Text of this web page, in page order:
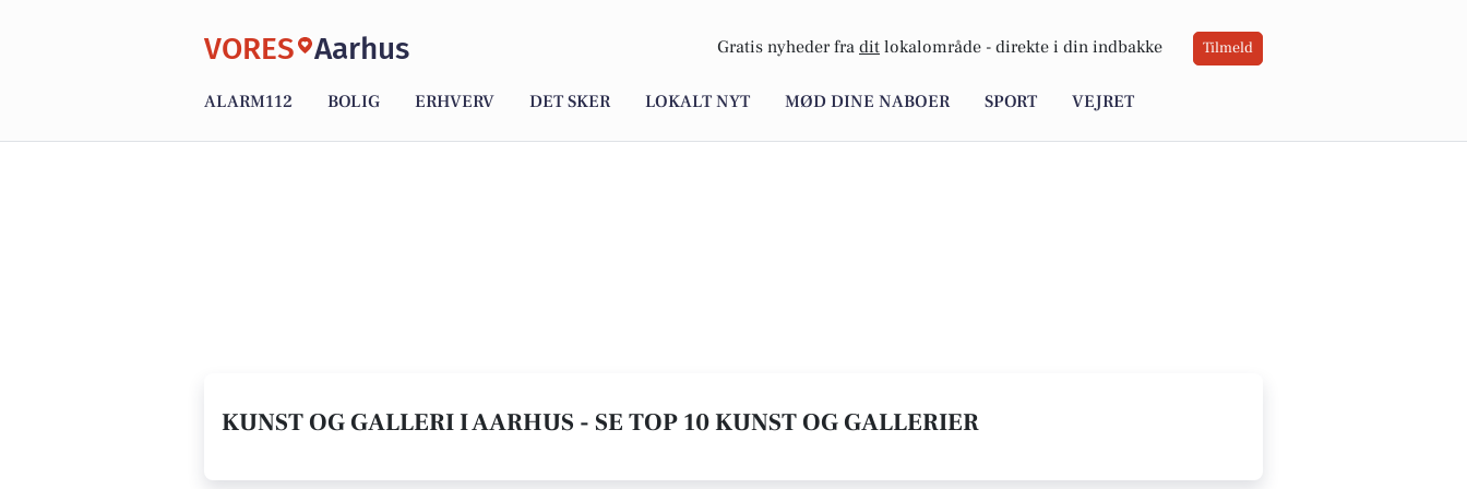
VORES Aarhus Gratis nyheder fra dit lokalområde - direkte i din indbakke Tilmeld
ALARM112 BOLIG ERHVERV DET SKER LOKALT NYT MØD DINE NABOER SPORT VEJRET
KUNST OG GALLERI I AARHUS - SE TOP 10 KUNST OG GALLERIER